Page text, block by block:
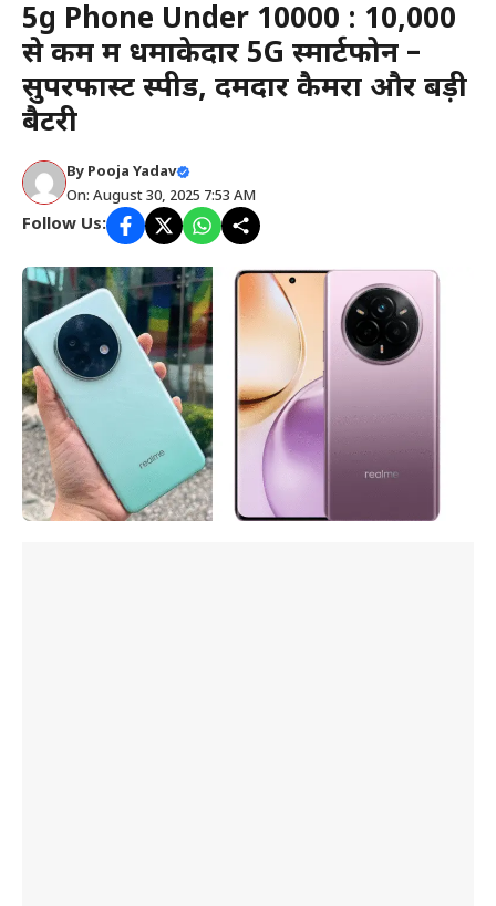
5g Phone Under 10000 : ₹10,000
से कम में धमाकेदार 5G स्मार्टफोन –
सुपरफास्ट स्पीड, दमदार कैमरा और बड़ी
बैटरी
By Pooja Yadav
On: August 30, 2025 7:53 AM
Follow Us: